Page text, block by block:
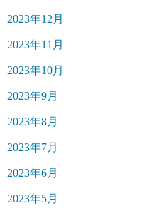
2023年12月
2023年11月
2023年10月
2023年9月
2023年8月
2023年7月
2023年6月
2023年5月